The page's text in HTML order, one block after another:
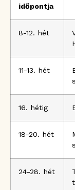
időpontja
8-12. hét
11-13. hét
16. hétig
18-20. hét
24-28. hét